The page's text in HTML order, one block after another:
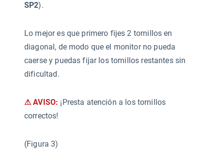
SP2).
Lo mejor es que primero fijes 2 tornillos en
diagonal, de modo que el monitor no pueda
caerse y puedas fijar los tornillos restantes sin
dificultad.
⚠ AVISO: ¡Presta atención a los tornillos
correctos!
(Figura 3)